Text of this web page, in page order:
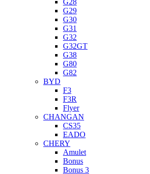
G28
G29
G30
G31
G32
G32GT
G38
G80
G82
BYD
F3
F3R
Flyer
CHANGAN
CS35
EADO
CHERY
Amulet
Bonus
Bonus 3